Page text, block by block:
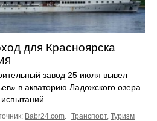
для Красноярска
завод 25 июля вывел
в акваторию Ладожского озера
Babr24.com. Транспорт, Туризм